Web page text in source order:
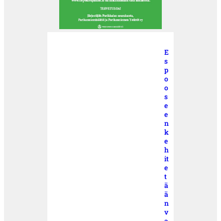
E
s
p
o
o
s
e
e
n
k
e
h
it
e
t
ä
ä
n
v